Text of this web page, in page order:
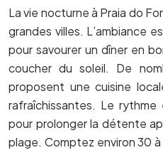
La vie nocturne à Praia do
grandes villes. L’ambiance
pour savourer un dîner en
coucher du soleil. De
proposent une cuisine
rafraîchissantes. Le
pour prolonger la détente
plage. Comptez environ 30